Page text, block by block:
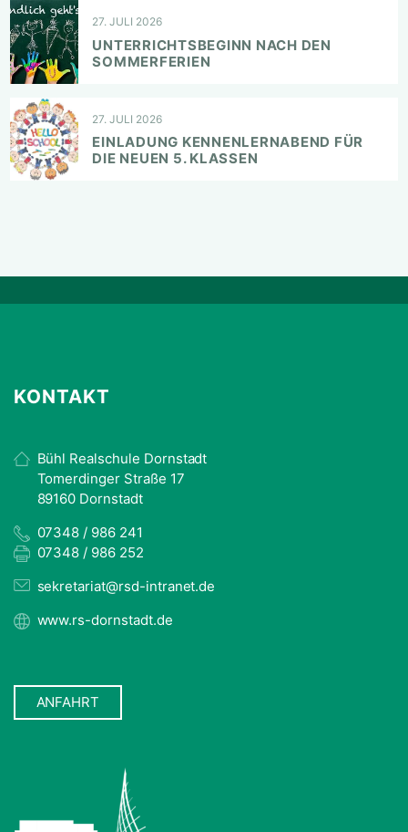
27. JULI 2026
UNTERRICHTSBEGINN NACH DEN
SOMMERFERIEN
27. JULI 2026
EINLADUNG KENNENLERNABEND FÜR
DIE NEUEN 5. KLASSEN
KONTAKT
Bühl Realschule Dornstadt
Tomerdinger Straße 17
89160 Dornstadt
07348 / 986 241
07348 / 986 252
sekretariat@rsd-intranet.de
www.rs-dornstadt.de
ANFAHRT